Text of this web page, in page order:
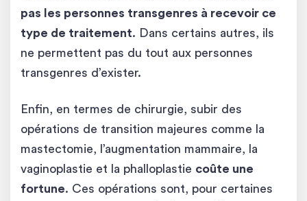
pas les personnes transgenres à recevoir ce
type de traitement. Dans certains autres, ils
ne permettent pas du tout aux personnes
transgenres d’exister.
Enfin, en termes de chirurgie, subir des
opérations de transition majeures comme la
mastectomie, l’augmentation mammaire, la
vaginoplastie et la phalloplastie coûte une
fortune. Ces opérations sont, pour certaines